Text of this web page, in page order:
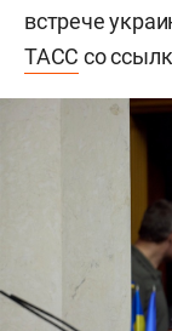
встрече
ТАСС со